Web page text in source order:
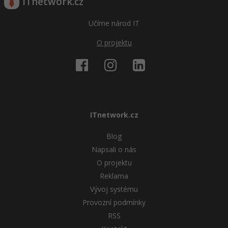
Elektronický podpis
Učíme národ IT
O projektu
ITnetwork.cz
Blog
Napsali o nás
O projektu
Reklama
Vývoj systému
Provozní podmínky
RSS